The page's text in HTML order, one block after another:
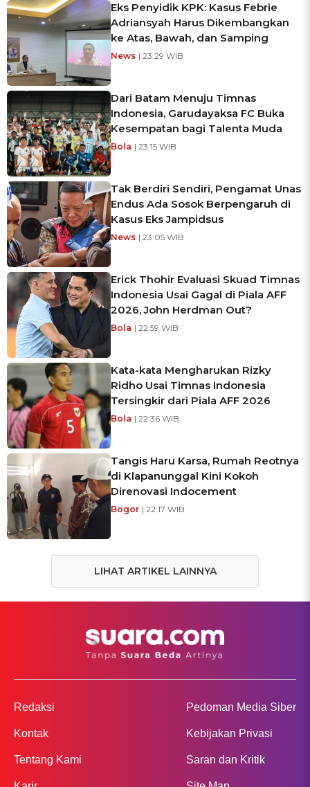
Eks Penyidik KPK: Kasus Febrie
Adriansyah Harus Dikembangkan
ke Atas, Bawah, dan Samping
News | 23:29 WIB
Dari Batam Menuju Timnas
Indonesia, Garudayaksa FC Buka
Kesempatan bagi Talenta Muda
Bola | 23:15 WIB
Tak Berdiri Sendiri, Pengamat Unas
Endus Ada Sosok Berpengaruh di
Kasus Eks Jampidsus
News | 23:05 WIB
Erick Thohir Evaluasi Skuad Timnas
Indonesia Usai Gagal di Piala AFF
2026, John Herdman Out?
Bola | 22:59 WIB
Kata-kata Mengharukan Rizky
Ridho Usai Timnas Indonesia
Tersingkir dari Piala AFF 2026
Bola | 22:36 WIB
Tangis Haru Karsa, Rumah Reotnya
di Klapanunggal Kini Kokoh
Direnovasi Indocement
Bogor | 22:17 WIB
LIHAT ARTIKEL LAINNYA
Redaksi
Kontak
Tentang Kami
Pedoman Media Siber
Kebijakan Privasi
Saran dan Kritik